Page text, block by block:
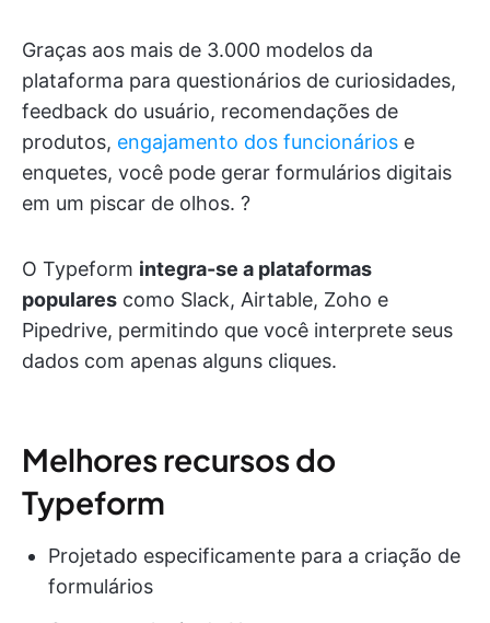
Graças aos mais de 3.000 modelos da
plataforma para questionários de curiosidades,
feedback do usuário, recomendações de
produtos, engajamento dos funcionários e
enquetes, você pode gerar formulários digitais
em um piscar de olhos. ?
O Typeform integra-se a plataformas
populares como Slack, Airtable, Zoho e
Pipedrive, permitindo que você interprete seus
dados com apenas alguns cliques.
Melhores recursos do
Typeform
Projetado especificamente para a criação de
formulários